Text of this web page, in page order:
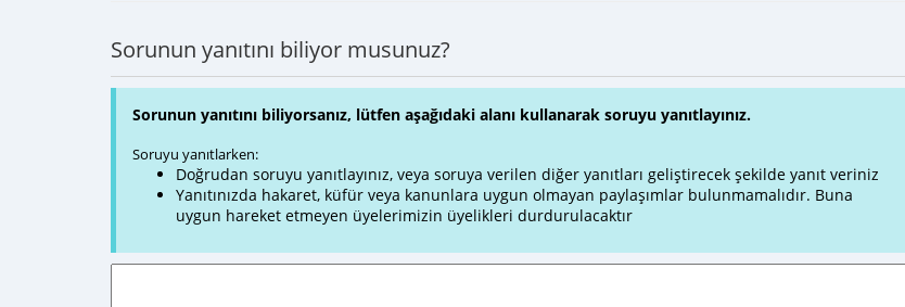
Sorunun yanıtını biliyor musunuz?
Sorunun yanıtını biliyorsanız, lütfen aşağıdaki alanı kullanarak soruyu yanıtlayınız.
Soruyu yanıtlarken:
Doğrudan soruyu yanıtlayınız, veya soruya verilen diğer yanıtları geliştirecek şekilde yanıt veriniz
Yanıtınızda hakaret, küfür veya kanunlara uygun olmayan paylaşımlar bulunmamalıdır. Buna
uygun hareket etmeyen üyelerimizin üyelikleri durdurulacaktır